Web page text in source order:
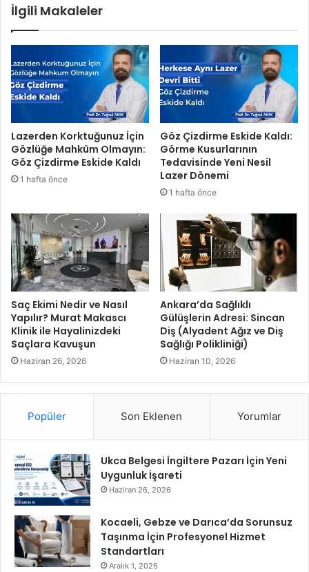
i
i
n
i
i
k
o
r
u
u
n
ı
k
l
a
s
k
ş
a
n
k
ö
p
e
k
i
t
f
a
n
d
a
n
İlgili Makaleler
Lazerden Korktuğunuz İçin
Gözlüğe Mahkûm Olmayın:
Göz Çizdirme Eskide Kaldı
1 hafta önce
Göz Çizdirme Eskide Kaldı:
Görme Kusurlarının
Tedavisinde Yeni Nesil
Lazer Dönemi
1 hafta önce
Saç Ekimi Nedir ve Nasıl
Yapılır? Murat Makascı
Klinik ile Hayalinizdeki
Saçlara Kavuşun
Haziran 26, 2026
Ankara’da Sağlıklı
Gülüşlerin Adresi: Sincan
Diş (Alyadent Ağız ve Diş
Sağlığı Polikliniği)
Haziran 10, 2026
Popüler Son Eklenen Yorumlar
Ukca Belgesi İngiltere Pazarı İçin Yeni
Uygunluk İşareti
Haziran 26, 2026
Kocaeli, Gebze ve Darıca’da Sorunsuz
Taşınma İçin Profesyonel Hizmet
Standartları
Aralık 1, 2025